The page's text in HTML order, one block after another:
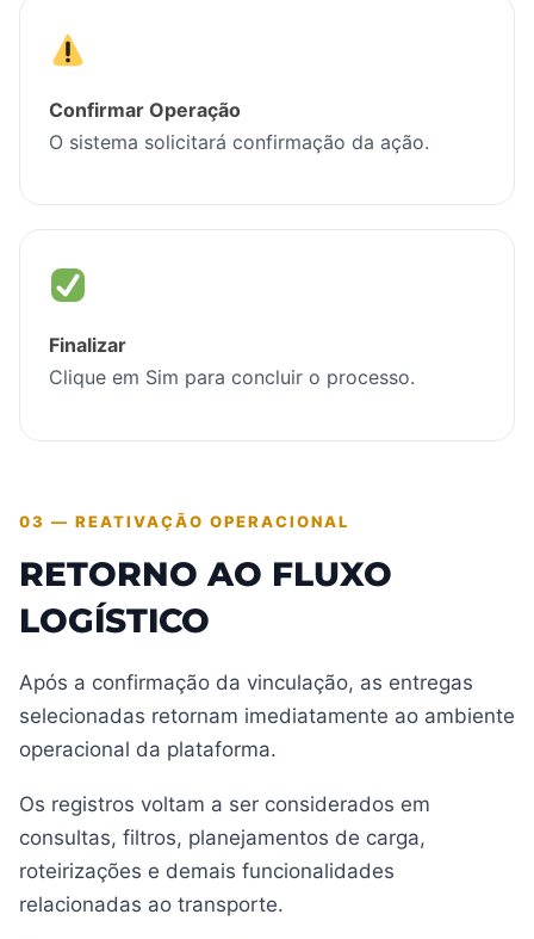
Confirmar Operação
O sistema solicitará confirmação da ação.
Finalizar
Clique em Sim para concluir o processo.
03 — REATIVAÇÃO OPERACIONAL
RETORNO AO FLUXO
LOGÍSTICO
Após a confirmação da vinculação, as entregas
selecionadas retornam imediatamente ao ambiente
operacional da plataforma.
Os registros voltam a ser considerados em
consultas, filtros, planejamentos de carga,
roteirizações e demais funcionalidades
relacionadas ao transporte.